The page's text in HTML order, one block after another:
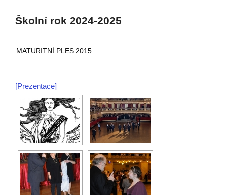
Školní rok 2024-2025
MATURITNÍ PLES 2015
[Prezentace]